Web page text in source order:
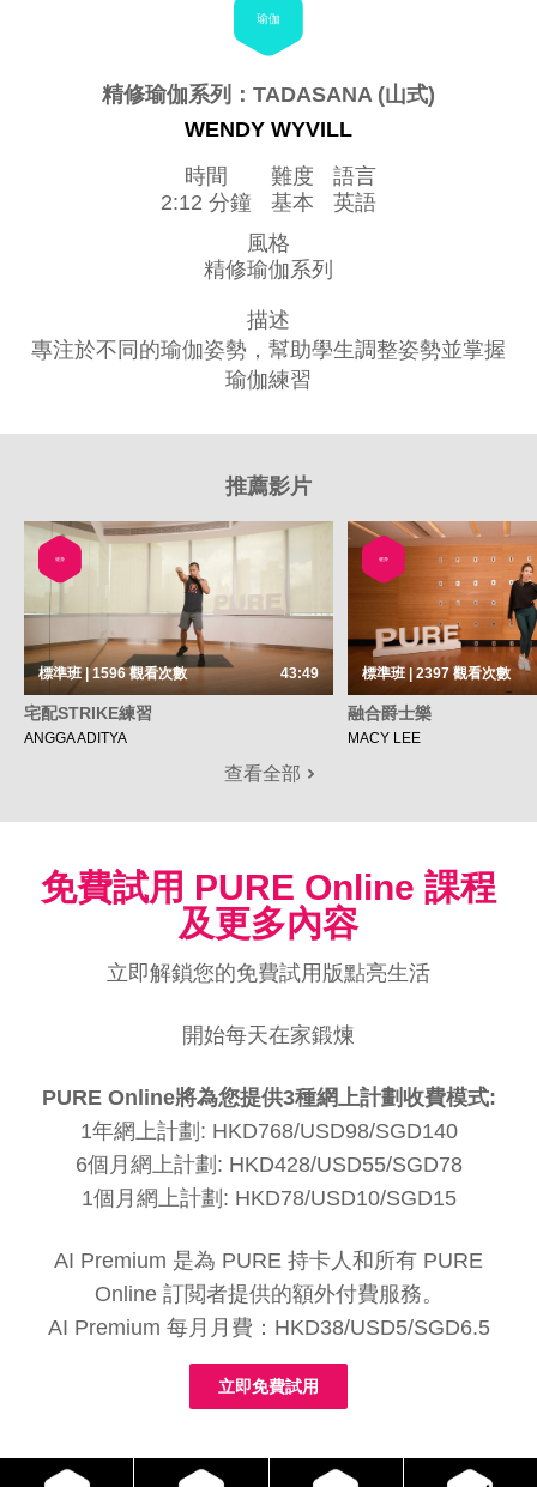
瑜伽
精修瑜伽系列：TADASANA (山式)
WENDY WYVILL
時間
2:12 分鐘
難度
基本
語言
英語
風格
精修瑜伽系列
描述
專注於不同的瑜伽姿勢，幫助學生調整姿勢並掌握
瑜伽練習
推薦影片
健身
標準班 | 1596 觀看次數 43:49
宅配STRIKE練習
ANGGA ADITYA
健身
標準班 | 2397 觀看次數
融合爵士樂
MACY LEE
查看全部
免費試用 PURE Online 課程
及更多內容
立即解鎖您的免費試用版點亮生活
開始每天在家鍛煉
PURE Online將為您提供3種網上計劃收費模式:
1年網上計劃: HKD768/USD98/SGD140
6個月網上計劃: HKD428/USD55/SGD78
1個月網上計劃: HKD78/USD10/SGD15
AI Premium 是為 PURE 持卡人和所有 PURE
Online 訂閲者提供的額外付費服務。
AI Premium 每月月費：HKD38/USD5/SGD6.5
立即免費試用